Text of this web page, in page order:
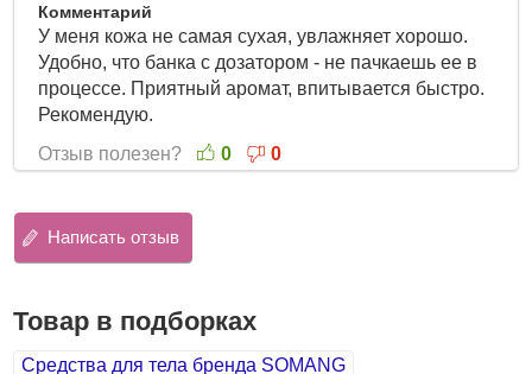
ацетат, бутиленгликоль, экстракт стебля опунции.
Комментарий
У меня кожа не самая сухая, увлажняет хорошо.
Удобно, что банка с дозатором - не пачкаешь ее в
процессе. Приятный аромат, впитывается быстро.
Рекомендую.
Отзыв полезен?
0 0
Написать отзыв
Товар в подборках
Средства для тела бренда SOMANG